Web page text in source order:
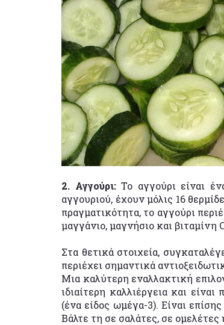
2. Αγγούρι:Το αγγούρι είναι
αγγουριού, έχουν μόλις 16
πραγματικότητα, το αγγούρι
μαγγάνιο, μαγνήσιο και βιταμίνη
Στα θετικά στοιχεία,
περιέχει σημαντικά
Μια καλύτερη εναλλακτική
ιδιαίτερη καλλιέργεια και
(ένα είδος ωμέγα-3). Είναι
Βάλτε τη σε σαλάτες, σε ομελέτες